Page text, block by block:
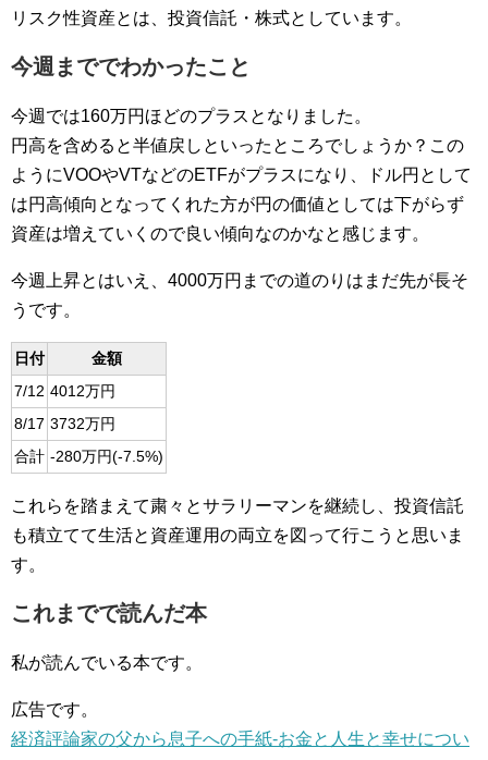
リスク性資産とは、投資信託・株式としています。
今週まででわかったこと
今週では160万円ほどのプラスとなりました。
円高を含めると半値戻しといったところでしょうか？この
ようにVOOやVTなどのETFがプラスになり、ドル円として
は円高傾向となってくれた方が円の価値としては下がらず
資産は増えていくので良い傾向なのかなと感じます。
今週上昇とはいえ、4000万円までの道のりはまだ先が長そ
うです。
日付
金額
7/12 4012万円
8/17 3732万円
合計 -280万円(-7.5%)
これらを踏まえて粛々とサラリーマンを継続し、投資信託
も積立てて生活と資産運用の両立を図って行こうと思いま
す。
これまでで読んだ本
私が読んでいる本です。
広告です。
経済評論家の父から息子への手紙-お金と人生と幸せについ